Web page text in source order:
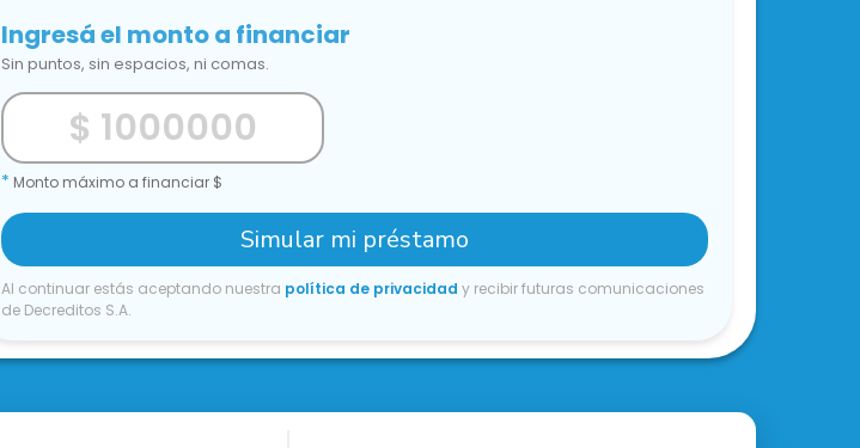
Ingresá el monto a financiar
Sin puntos, sin espacios, ni comas.
* Monto máximo a financiar $
Simular mi préstamo
Al continuar estás aceptando nuestra política de privacidad y recibir futuras comunicaciones
de Decreditos S.A.